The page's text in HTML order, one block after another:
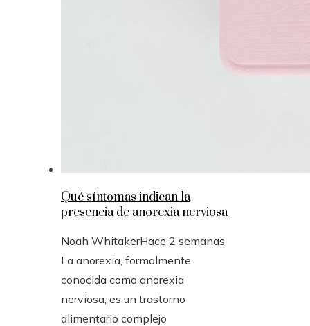
Qué síntomas indican la
presencia de anorexia nerviosa
Noah WhitakerHace 2 semanas
La anorexia, formalmente
conocida como anorexia
nerviosa, es un trastorno
alimentario complejo